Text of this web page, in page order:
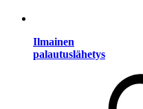
Ilmainen
palautuslähetys